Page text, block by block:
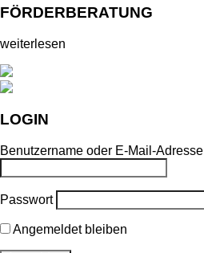
FÖRDERBERATUNG
weiterlesen
LOGIN
Benutzername oder E-Mail-Adresse
Passwort
Angemeldet bleiben